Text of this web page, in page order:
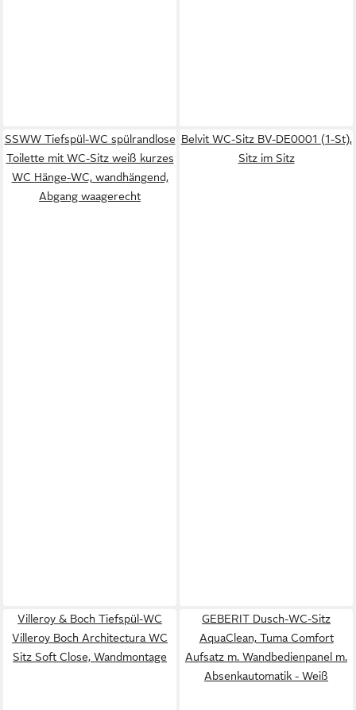
SSWW Tiefspül-WC spülrandlose
Toilette mit WC-Sitz weiß kurzes
WC Hänge-WC, wandhängend,
Abgang waagerecht
Belvit WC-Sitz BV-DE0001 (1-St),
Sitz im Sitz
Villeroy & Boch Tiefspül-WC
Villeroy Boch Architectura WC
Sitz Soft Close, Wandmontage
GEBERIT Dusch-WC-Sitz
AquaClean, Tuma Comfort
Aufsatz m. Wandbedienpanel m.
Absenkautomatik - Weiß